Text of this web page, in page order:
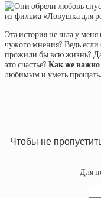
из фильма «Ловушка для
Эта история не шла у меня
чужого мнения? Ведь если
прожили бы всю жизнь?
это счастье? Как же важно
любимым и уметь прощать.
Чтобы не
Для